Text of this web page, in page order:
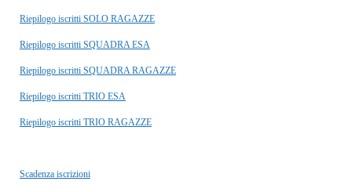
Riepilogo iscritti SOLO RAGAZZE
Riepilogo iscritti SQUADRA ESA
Riepilogo iscritti SQUADRA RAGAZZE
Riepilogo iscritti TRIO ESA
Riepilogo iscritti TRIO RAGAZZE
Scadenza iscrizioni